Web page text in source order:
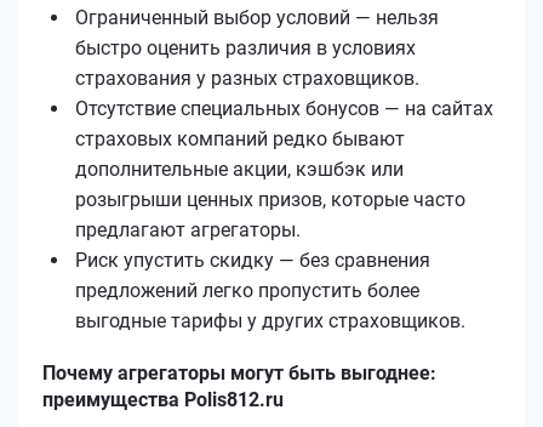
Ограниченный выбор условий — нельзя
быстро оценить различия в условиях
страхования у разных страховщиков.
Отсутствие специальных бонусов — на сайтах
страховых компаний редко бывают
дополнительные акции, кэшбэк или
розыгрыши ценных призов, которые часто
предлагают агрегаторы.
Риск упустить скидку — без сравнения
предложений легко пропустить более
выгодные тарифы у других страховщиков.
Почему агрегаторы могут быть выгоднее:
преимущества Polis812.ru